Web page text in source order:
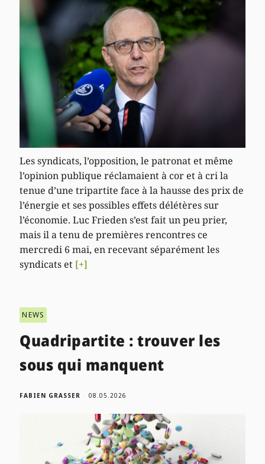
Les syndicats, l’opposition, le patronat et même
l’opinion publique réclamaient à cor et à cri la
tenue d’une tripartite face à la hausse des prix de
l’énergie et ses possibles effets délétères sur
l’économie. Luc Frieden s’est fait un peu prier,
mais il a tenu de premières rencontres ce
mercredi 6 mai, en recevant séparément les
syndicats et [+]
NEWS
Quadripartite : trouver les
sous qui manquent
FABIEN GRASSER 08.05.2026